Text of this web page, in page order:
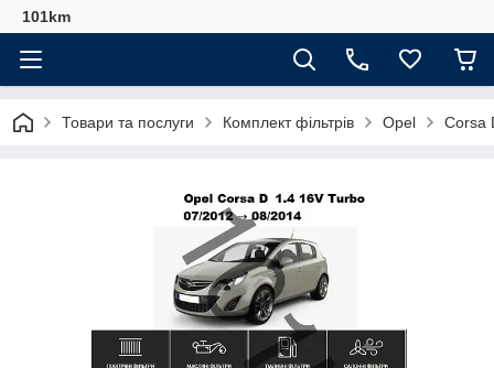
101km
Товари та послуги Комплект фільтрів Opel Corsa